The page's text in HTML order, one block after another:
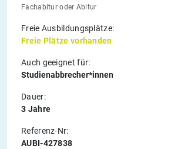
Fachabitur oder Abitur
Freie Ausbildungsplätze:
Freie Plätze vorhanden
Auch geeignet für:
Studienabbrecher*innen
Dauer:
3 Jahre
Referenz-Nr:
AUBI-427838